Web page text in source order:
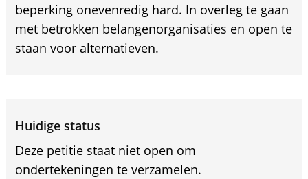
beperking onevenredig hard. In overleg te gaan
met betrokken belangenorganisaties en open te
staan voor alternatieven.
Huidige status
Deze petitie staat niet open om
ondertekeningen te verzamelen.